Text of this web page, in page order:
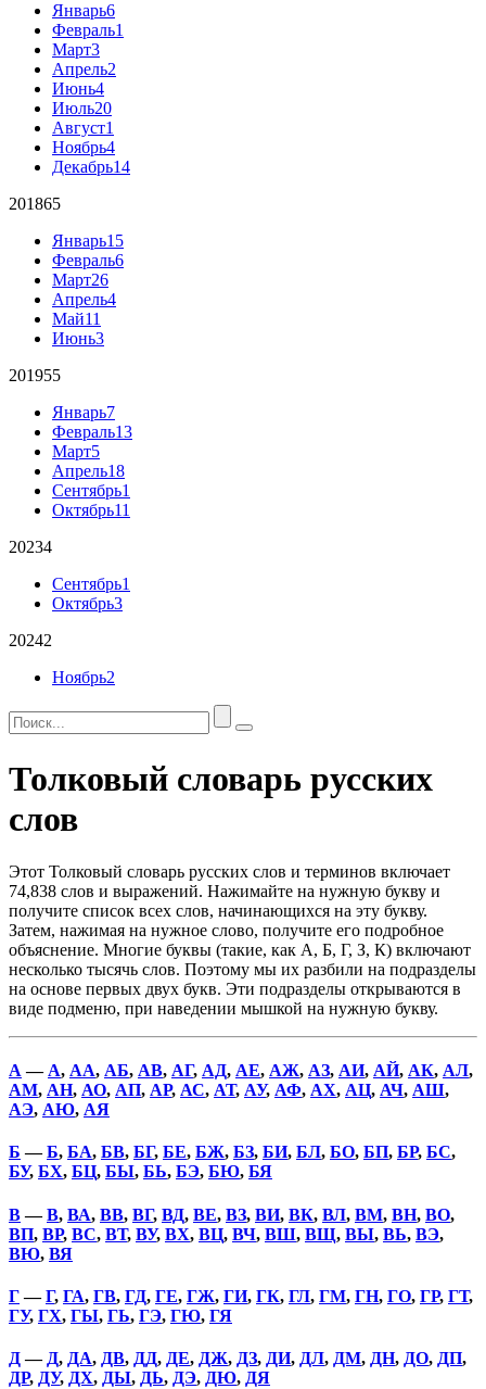
Январь6
Февраль1
Март3
Апрель2
Июнь4
Июль20
Август1
Ноябрь4
Декабрь14
201865
Январь15
Февраль6
Март26
Апрель4
Май11
Июнь3
201955
Январь7
Февраль13
Март5
Апрель18
Сентябрь1
Октябрь11
20234
Сентябрь1
Октябрь3
20242
Ноябрь2
Толковый словарь русских
слов
Этот Толковый словарь русских слов и терминов включает
74,838 слов и выражений. Нажимайте на нужную букву и
получите список всех слов, начинающихся на эту букву.
Затем, нажимая на нужное слово, получите его подробное
объяснение. Многие буквы (такие, как А, Б, Г, З, К) включают
несколько тысячь слов. Поэтому мы их разбили на подразделы
на основе первых двух букв. Эти подразделы открываются в
виде подменю, при наведении мышкой на нужную букву.
А — А, АА, АБ, АВ, АГ, АД, АЕ, АЖ, АЗ, АИ, АЙ, АК, АЛ,
АМ, АН, АО, АП, АР, АС, АТ, АУ, АФ, АХ, АЦ, АЧ, АШ,
АЭ, АЮ, АЯ
Б —Б, БА, БВ, БГ, БЕ, БЖ, БЗ, БИ, БЛ, БО, БП, БР, БС,
БУ, БХ, БЦ, БЫ, БЬ, БЭ, БЮ, БЯ
В—В, ВА, ВВ, ВГ, ВД, ВЕ, ВЗ, ВИ, ВК, ВЛ, ВМ, ВН, ВО,
ВП, ВР, ВС, ВТ, ВУ, ВХ, ВЦ, ВЧ, ВШ, ВЩ, ВЫ, ВЬ, ВЭ,
ВЮ, ВЯ
Г—Г, ГА, ГВ, ГД, ГЕ, ГЖ, ГИ, ГК, ГЛ, ГМ, ГН, ГО, ГР, ГТ,
ГУ, ГХ, ГЫ, ГЬ, ГЭ, ГЮ, ГЯ
Д— Д, ДА, ДВ, ДД, ДЕ, ДЖ, ДЗ, ДИ, ДЛ, ДМ, ДН, ДО, ДП,
ДР, ДУ, ДХ, ДЫ, ДЬ, ДЭ, ДЮ, ДЯ